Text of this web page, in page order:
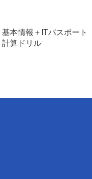
基本情報＋ITパスポート
計算ドリル